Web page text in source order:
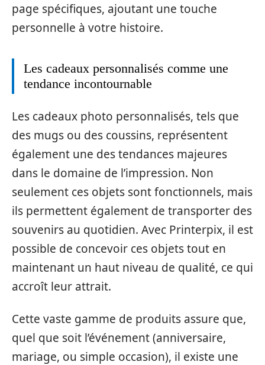
page spécifiques, ajoutant une touche
personnelle à votre histoire.
Les cadeaux personnalisés comme une
tendance incontournable
Les cadeaux photo personnalisés, tels que
des mugs ou des coussins, représentent
également une des tendances majeures
dans le domaine de l’impression. Non
seulement ces objets sont fonctionnels, mais
ils permettent également de transporter des
souvenirs au quotidien. Avec Printerpix, il est
possible de concevoir ces objets tout en
maintenant un haut niveau de qualité, ce qui
accroît leur attrait.
Cette vaste gamme de produits assure que,
quel que soit l’événement (anniversaire,
mariage, ou simple occasion), il existe une